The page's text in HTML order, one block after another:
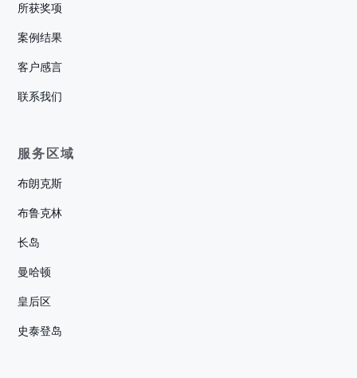
所获奖项
案例结果
客户感言
联系我们
服务区域
布朗克斯
布鲁克林
长岛
曼哈顿
皇后区
史泰登岛